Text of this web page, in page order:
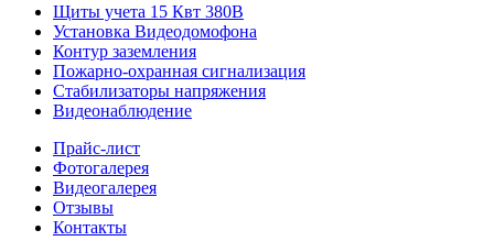
Щиты учета 15 Квт 380В
Установка Видеодомофона
Контур заземления
Пожарно-охранная сигнализация
Стабилизаторы напряжения
Видеонаблюдение
Прайс-лист
Фотогалерея
Видеогалерея
Отзывы
Контакты